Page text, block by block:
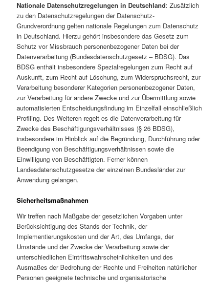
Nationale Datenschutzregelungen in Deutschland: Zusätzlich
zu den Datenschutzregelungen der Datenschutz-
Grundverordnung gelten nationale Regelungen zum Datenschutz
in Deutschland. Hierzu gehört insbesondere das Gesetz zum
Schutz vor Missbrauch personenbezogener Daten bei der
Datenverarbeitung (Bundesdatenschutzgesetz – BDSG). Das
BDSG enthält insbesondere Spezialregelungen zum Recht auf
Auskunft, zum Recht auf Löschung, zum Widerspruchsrecht, zur
Verarbeitung besonderer Kategorien personenbezogener Daten,
zur Verarbeitung für andere Zwecke und zur Übermittlung sowie
automatisierten Entscheidungsfindung im Einzelfall einschließlich
Profiling. Des Weiteren regelt es die Datenverarbeitung für
Zwecke des Beschäftigungsverhältnisses (§ 26 BDSG),
insbesondere im Hinblick auf die Begründung, Durchführung oder
Beendigung von Beschäftigungsverhältnissen sowie die
Einwilligung von Beschäftigten. Ferner können
Landesdatenschutzgesetze der einzelnen Bundesländer zur
Anwendung gelangen.
Sicherheitsmaßnahmen
Wir treffen nach Maßgabe der gesetzlichen Vorgaben unter
Berücksichtigung des Stands der Technik, der
Implementierungskosten und der Art, des Umfangs, der
Umstände und der Zwecke der Verarbeitung sowie der
unterschiedlichen Eintrittswahrscheinlichkeiten und des
Ausmaßes der Bedrohung der Rechte und Freiheiten natürlicher
Personen geeignete technische und organisatorische